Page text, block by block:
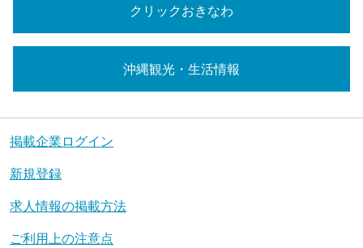
クリックおきなわ
沖縄観光・生活情報
掲載企業ログイン
新規登録
求人情報の掲載方法
ご利用上の注意点